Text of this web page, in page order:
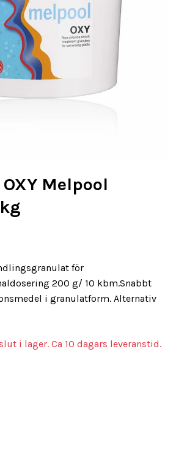
Melpool
för
200 g/ 10 kbm.Snabbt
i granulatform. Alternativ
i lager. Ca 10 dagars leveranstid.